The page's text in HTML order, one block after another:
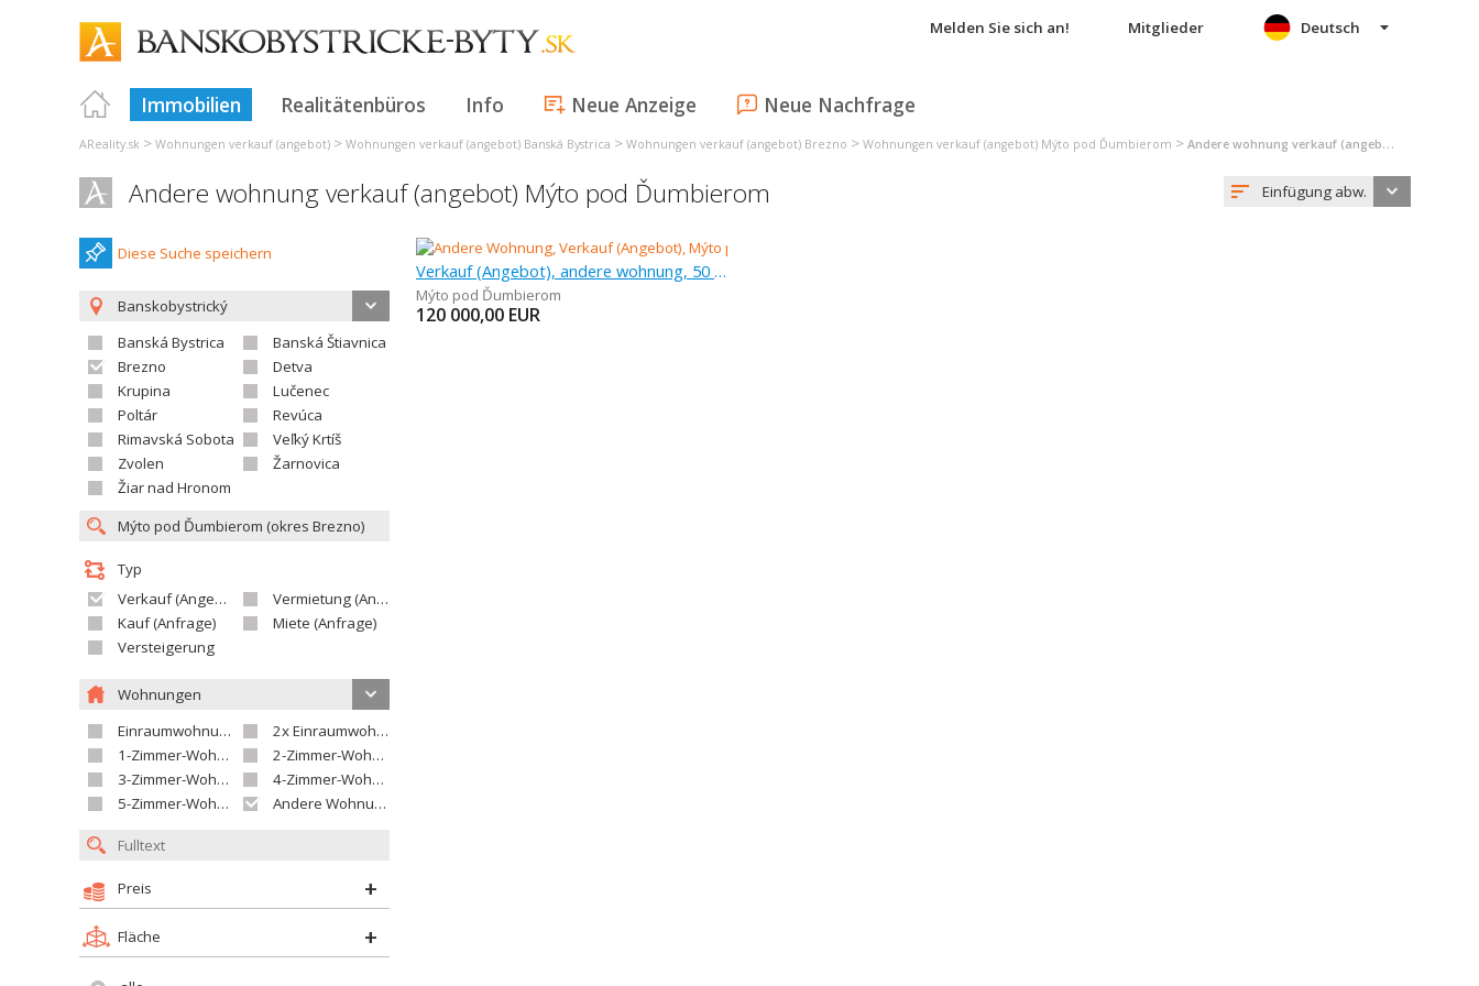
Melden Sie sich an! Mitglieder
Immobilien Realitätenbüros Info Neue Anzeige Neue Nachfrage
Deutsch
AReality.sk > Wohnungen verkauf (angebot) > Wohnungen verkauf (angebot) Banská Bystrica > Wohnungen verkauf (angebot) Brezno > Wohnungen verkauf (angebot) Mýto pod Ďumbierom > Andere wohnung verkauf (angebot) Mýto pod Ďumbierom
Andere wohnung verkauf (angebot) Mýto pod Ďumbierom Einfügung abw.
Diese Suche speichern
Banskobystrický
Banská Bystrica
Banská Štiavnica
Brezno
Detva
Krupina
Lučenec
Poltár
Revúca
Rimavská Sobota
Veľký Krtíš
Zvolen
Žarnovica
Žiar nad Hronom
Typ
Verkauf (Angebot)
Vermietung (Angebot)
Kauf (Anfrage)
Miete (Anfrage)
Versteigerung
Wohnungen
Einraumwohnung
2x Einraumwohnung
1-Zimmer-Wohnung
2-Zimmer-Wohnung
3-Zimmer-Wohnung
4-Zimmer-Wohnung
5-Zimmer-Wohnung und größer
Andere Wohnung
Preis
Fläche
Verkauf (Angebot), andere wohnung, 50 m
Mýto pod Ďumbierom
120 000,00 EUR